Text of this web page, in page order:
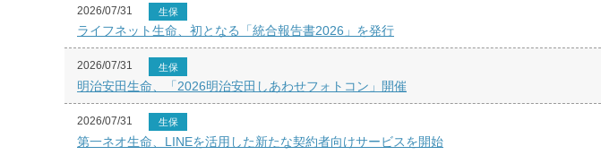
2026/07/31 生保
ライフネット生命、初となる「統合報告書2026」を発行
2026/07/31 生保
明治安田生命、「2026明治安田しあわせフォトコン」開催
2026/07/31 生保
第一ネオ生命、LINEを活用した新たな契約者向けサービスを開始